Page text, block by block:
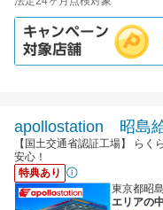
apollostation 昭島
【国土交通省認証工場】 ら
安心！
特典あり
東京都昭
エリアの